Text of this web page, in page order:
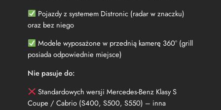
a
S
6
3
/
6
5
A
M
G
Pojazdy z systemem Distronic (radar w znaczku)
oraz bez niego
Modele wyposażone w przednią kamerę 360° (grill
posiada odpowiednie miejsce)
Nie pasuje do:
Standardowych wersji Mercedes-Benz Klasy S
Coupe / Cabrio (S400, S500, S550) – inna